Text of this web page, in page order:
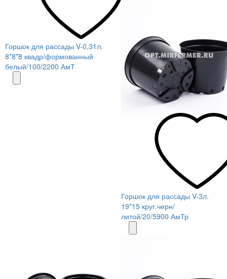
Горшок для рассады V-0,31л.
8*8*8 квадр/формованный
белый/100/2200 АмТ
Горшок для рассады V-3л.
19*15 круг.черн/
литой/20/5900 АмТр